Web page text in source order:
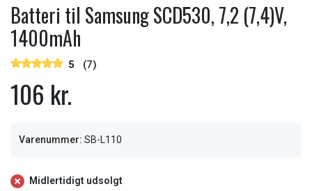
Batteri til Samsung SCD530, 7,2 (7,4)V,
1400mAh
5 (7)
106 kr.
Varenummer: SB-L110
Midlertidigt udsolgt